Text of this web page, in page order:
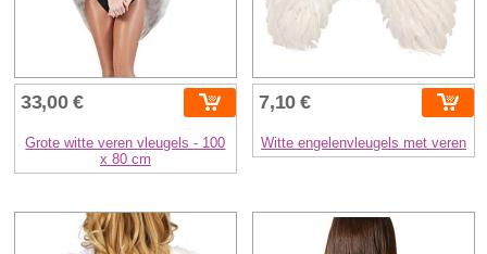
33,00 €
Grote witte veren vleugels - 100
x 80 cm
7,10 €
Witte engelenvleugels met veren